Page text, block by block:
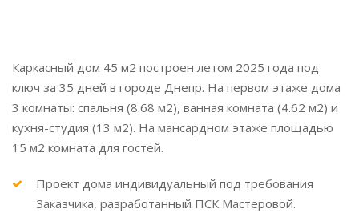
Каркасный дом 45 м2 построен летом 2025 года под
ключ за 35 дней в городе Днепр. На первом этаже дома
3 комнаты: спальня (8.68 м2), ванная комната (4.62 м2) и
кухня-студия (13 м2). На мансардном этаже площадью
15 м2 комната для гостей.
Проект дома индивидуальный под требования
Заказчика, разработанный ПСК Мастеровой.